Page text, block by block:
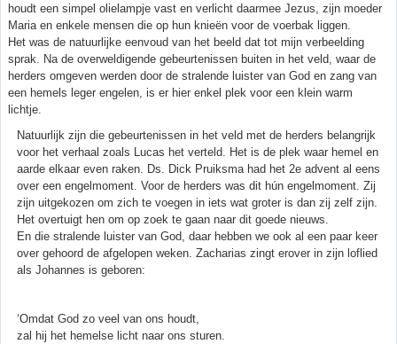
houdt een simpel olielampje vast en verlicht daarmee Jezus, zijn moeder
Maria en enkele mensen die op hun knieën voor de voerbak liggen.
Het was de natuurlijke eenvoud van het beeld dat tot mijn verbeelding
sprak. Na de overweldigende gebeurtenissen buiten in het veld, waar de
herders omgeven werden door de stralende luister van God en zang van
een hemels leger engelen, is er hier enkel plek voor een klein warm
lichtje.
Natuurlijk zijn die gebeurtenissen in het veld met de herders belangrijk
voor het verhaal zoals Lucas het verteld. Het is de plek waar hemel en
aarde elkaar even raken. Ds. Dick Pruiksma had het 2e advent al eens
over een engelmoment. Voor de herders was dit hún engelmoment. Zij
zijn uitgekozen om zich te voegen in iets wat groter is dan zij zelf zijn.
Het overtuigt hen om op zoek te gaan naar dit goede nieuws.
En die stralende luister van God, daar hebben we ook al een paar keer
over gehoord de afgelopen weken. Zacharias zingt erover in zijn loflied
als Johannes is geboren:
‘Omdat God zo veel van ons houdt,
zal hij het hemelse licht naar ons sturen.